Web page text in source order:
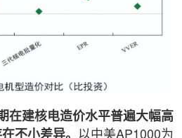
在建核电造价水平普遍大幅高
不小差异。
以中美AP1000为